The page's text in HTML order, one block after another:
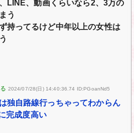
LINE、動画くらいなら2、3万の
う
持ってるけど中年以上の女性は
2024/07/28(日) 14:40:36.74 ID:PGoanNd5
独自路線行っちゃってわからん
完成度高い